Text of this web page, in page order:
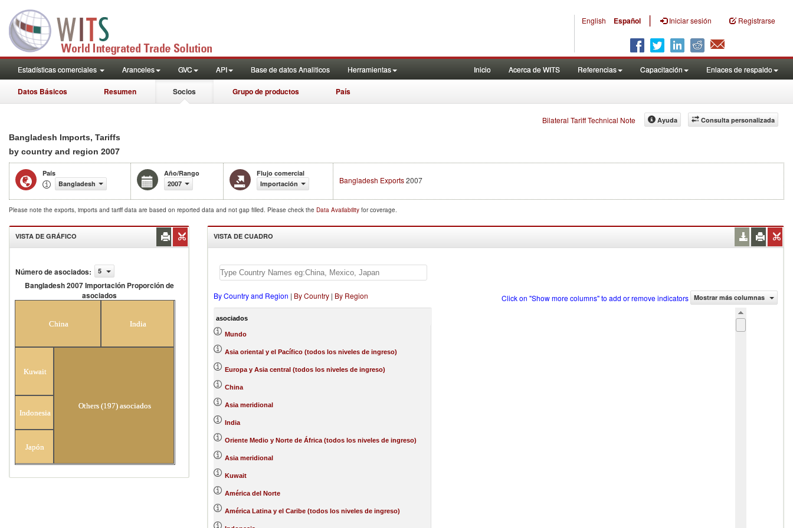
English Español | Iniciar sesión Registrarse
Estadísticas comerciales Aranceles GVC API Base de datos Analiticos Herramientas Inicio Acerca de WITS Referencias Capacitación Enlaces de respaldo
Datos Básicos Resumen Socios Grupo de productos País
Bilateral Tariff Technical Note Consulta personalizada
Ayuda
Bangladesh Imports, Tariffs
by country and region 2007
País
Bangladesh
Año/Rango
2007
Flujo comercial
Importación
Bangladesh Exports2007
Please note the exports, imports and tariff data are based on reported data and not gap filled. Please check the Data Availability for coverage.
VISTA DE GRÁFICO
Número de asociados: 5
Bangladesh 2007 Importación Proporción de
asociados
China India
Kuwait
Indonesia
Japón
Others (197) asociados
VISTA DE CUADRO
By Country and Region | By Country | By Region Click on "Show more columns" to add or remove indicators Mostrar más columnas
asociados
Mundo
Asia oriental y el Pacífico (todos los niveles de ingreso)
Europa y Asia central (todos los niveles de ingreso)
China
Asia meridional
India
Oriente Medio y Norte de África (todos los niveles de ingreso)
Asia meridional
Kuwait
América del Norte
América Latina y el Caribe (todos los niveles de ingreso)